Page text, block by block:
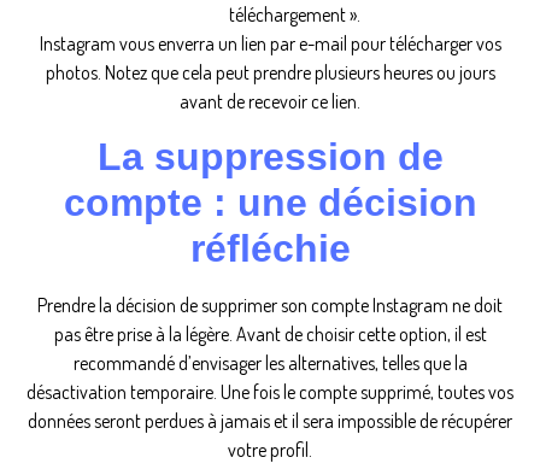
téléchargement ».
Instagram vous enverra un lien par e-mail pour télécharger vos
photos. Notez que cela peut prendre plusieurs heures ou jours
avant de recevoir ce lien.
La suppression de
compte : une décision
réfléchie
Prendre la décision de supprimer son compte Instagram ne doit
pas être prise à la légère. Avant de choisir cette option, il est
recommandé d’envisager les alternatives, telles que la
désactivation temporaire. Une fois le compte supprimé, toutes vos
données seront perdues à jamais et il sera impossible de récupérer
votre profil.